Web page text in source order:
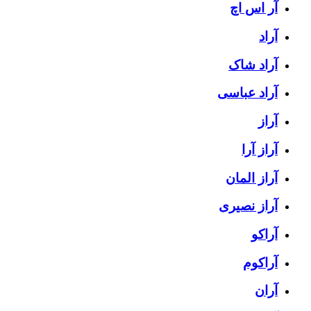
آر اس اچ
آراد
آراد شاک
آراد عباسی
آراز
آراز آرا
آراز المان
آراز نصیری
آراکو
آراکوم
آران